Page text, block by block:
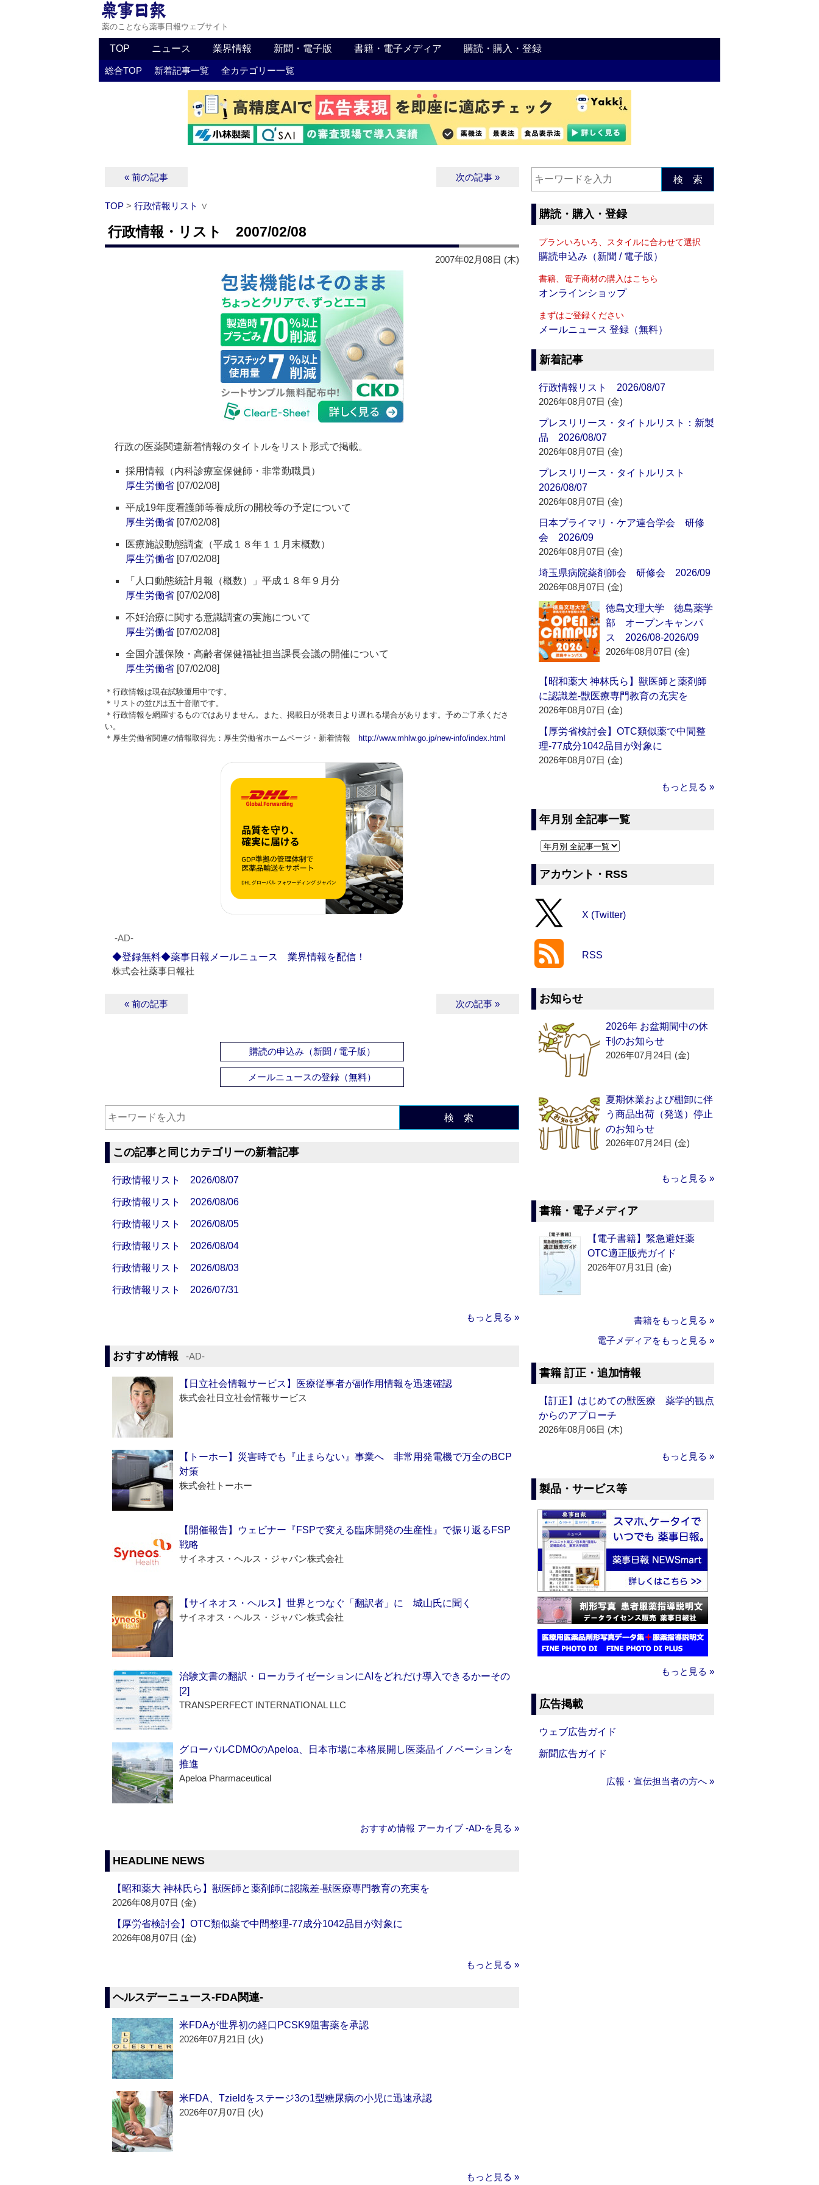
薬のことなら薬事日報ウェブサイト
TOP ニュース 業界情報 新聞・電子版 書籍・電子メディア 購読・購入・登録
総合TOP 新着記事一覧 全カテゴリー一覧
« 前の記事 次の記事 »
TOP > 行政情報リスト ∨
行政情報・リスト 2007/02/08
2007年02月08日 (木)
行政の医薬関連新着情報のタイトルをリスト形式で掲載。
採用情報（内科診療室保健師・非常勤職員）
厚生労働省 [07/02/08]
平成19年度看護師等養成所の開校等の予定について
厚生労働省 [07/02/08]
医療施設動態調査（平成１８年１１月末概数）
厚生労働省 [07/02/08]
「人口動態統計月報（概数）」平成１８年９月分
厚生労働省 [07/02/08]
不妊治療に関する意識調査の実施について
厚生労働省 [07/02/08]
全国介護保険・高齢者保健福祉担当課長会議の開催について
厚生労働省 [07/02/08]
＊行政情報は現在試験運用中です。
＊リストの並びは五十音順です。
＊行政情報を網羅するものではありません。また、掲載日が発表日より遅れる場合があります。予めご了承くださ
い。
＊厚生労働省関連の情報取得先：厚生労働省ホームページ・新着情報
http://www.mhlw.go.jp/new-info/index.html
‐AD‐
◆登録無料◆薬事日報メールニュース 業界情報を配信！
株式会社薬事日報社
« 前の記事 次の記事 »
購読の申込み（新聞 / 電子版）
メールニュースの登録（無料）
検 索
この記事と同じカテゴリーの新着記事
行政情報リスト 2026/08/07
行政情報リスト 2026/08/06
行政情報リスト 2026/08/05
行政情報リスト 2026/08/04
行政情報リスト 2026/08/03
行政情報リスト 2026/07/31
もっと見る »
おすすめ情報 ‐AD‐
【日立社会情報サービス】医療従事者が副作用情報を迅速確認
株式会社日立社会情報サービス
【トーホー】災害時でも『止まらない』事業へ 非常用発電機で万全のBCP
対策
株式会社トーホー
【開催報告】ウェビナー『FSPで変える臨床開発の生産性』で振り返るFSP
戦略
サイネオス・ヘルス・ジャパン株式会社
【サイネオス・ヘルス】世界とつなぐ「翻訳者」に 城山氏に聞く
サイネオス・ヘルス・ジャパン株式会社
治験文書の翻訳・ローカライゼーションにAIをどれだけ導入できるかーその
[2]
TRANSPERFECT INTERNATIONAL LLC
グローバルCDMOのApeloa、日本市場に本格展開し医薬品イノベーションを
推進
Apeloa Pharmaceutical
おすすめ情報 アーカイブ ‐AD‐を見る »
HEADLINE NEWS
【昭和薬大 神林氏ら】獣医師と薬剤師に認識差‐獣医療専門教育の充実を
2026年08月07日 (金)
【厚労省検討会】OTC類似薬で中間整理‐77成分1042品目が対象に
2026年08月07日 (金)
もっと見る »
ヘルスデーニュース‐FDA関連‐
米FDAが世界初の経口PCSK9阻害薬を承認
2026年07月21日 (火)
米FDA、Tzieldをステージ3の1型糖尿病の小児に迅速承認
2026年07月07日 (火)
もっと見る »
検 索
購読・購入・登録
プランいろいろ、スタイルに合わせて選択
購読申込み（新聞 / 電子版）
書籍、電子商材の購入はこちら
オンラインショップ
まずはご登録ください
メールニュース 登録（無料）
新着記事
行政情報リスト 2026/08/07
2026年08月07日 (金)
プレスリリース・タイトルリスト：新製
品 2026/08/07
2026年08月07日 (金)
プレスリリース・タイトルリスト
2026/08/07
2026年08月07日 (金)
日本プライマリ・ケア連合学会 研修
会 2026/09
2026年08月07日 (金)
埼玉県病院薬剤師会 研修会 2026/09
2026年08月07日 (金)
徳島文理大学 徳島薬学
部 オープンキャンパ
ス 2026/08-2026/09
2026年08月07日 (金)
【昭和薬大 神林氏ら】獣医師と薬剤師
に認識差‐獣医療専門教育の充実を
2026年08月07日 (金)
【厚労省検討会】OTC類似薬で中間整
理‐77成分1042品目が対象に
2026年08月07日 (金)
もっと見る »
年月別 全記事一覧
アカウント・RSS
X (Twitter)
RSS
お知らせ
2026年 お盆期間中の休
刊のお知らせ
2026年07月24日 (金)
夏期休業および棚卸に伴
う商品出荷（発送）停止
のお知らせ
2026年07月24日 (金)
もっと見る »
書籍・電子メディア
【電子書籍】緊急避妊薬
OTC適正販売ガイド
2026年07月31日 (金)
書籍をもっと見る »
電子メディアをもっと見る »
書籍 訂正・追加情報
【訂正】はじめての獣医療 薬学的観点
からのアプローチ
2026年08月06日 (木)
もっと見る »
製品・サービス等
もっと見る »
広告掲載
ウェブ広告ガイド
新聞広告ガイド
広報・宣伝担当者の方へ »